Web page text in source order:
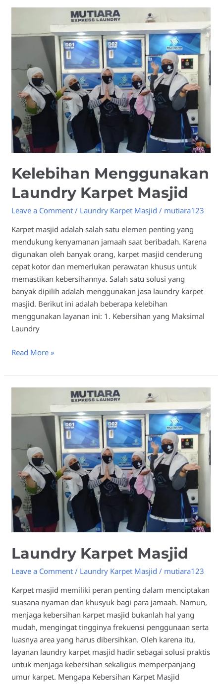
Kelebihan Menggunakan
Laundry Karpet Masjid
Leave a Comment / Laundry Karpet Masjid / mutiara123
Karpet masjid adalah salah satu elemen penting yang
mendukung kenyamanan jamaah saat beribadah. Karena
digunakan oleh banyak orang, karpet masjid cenderung
cepat kotor dan memerlukan perawatan khusus untuk
memastikan kebersihannya. Salah satu solusi yang
banyak dipilih adalah menggunakan jasa laundry karpet
masjid. Berikut ini adalah beberapa kelebihan
menggunakan layanan ini: 1. Kebersihan yang Maksimal
Laundry
Menggunakan
Laundry
Masjid
Read More »
Laundry Karpet Masjid
Leave a Comment / Laundry Karpet Masjid / mutiara123
Karpet masjid memiliki peran penting dalam menciptakan
suasana nyaman dan khusyuk bagi para jamaah. Namun,
menjaga kebersihan karpet masjid bukanlah hal yang
mudah, mengingat tingginya frekuensi penggunaan serta
luasnya area yang harus dibersihkan. Oleh karena itu,
layanan laundry karpet masjid hadir sebagai solusi praktis
untuk menjaga kebersihan sekaligus memperpanjang
umur karpet. Mengapa Kebersihan Karpet Masjid
Masjid